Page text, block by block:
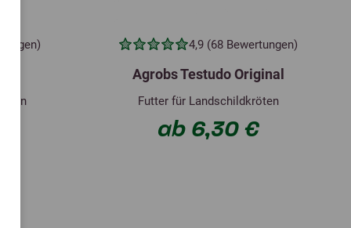
4,9 (68 Bewertungen)
Agrobs Testudo Original
Futter für Landschildkröten
ab 6,30 €